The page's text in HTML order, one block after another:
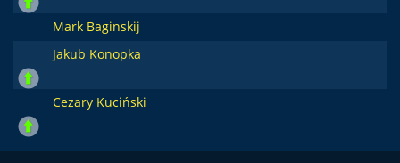
Mark Baginskij
Jakub Konopka
Cezary Kuciński